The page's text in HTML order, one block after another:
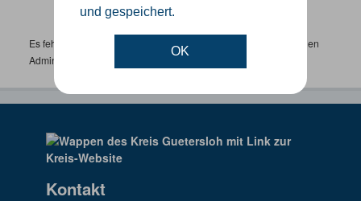
und gespeichert.
OK
Es fehlen spezifische Datensätze? Wenden Sie sich bitte an einen
Administrator unter:
support.gis@kreis-guetersloh.de
Kontakt